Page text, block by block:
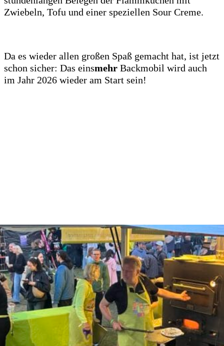
Zwiebeln, Tofu und einer speziellen Sour Creme.
Da es wieder allen großen Spaß gemacht hat, ist jetzt
schon sicher: Das einsmehr Backmobil wird auch
im Jahr 2026 wieder am Start sein!